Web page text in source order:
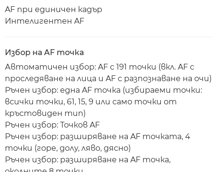
AF при единичен кадър
Интелигентен AF
Избор на AF точка
Автоматичен избор: AF с 191 точки (вкл. AF с
проследяване на лица и AF с разпознаване на очи)
Ръчен избор: една AF точка (избираеми точки:
всички точки, 61, 15, 9 или само точки от
кръстовиден тип)
Ръчен избор: Точков AF
Ръчен избор: разширяване на AF точката, 4
точки (горе, долу, ляво, дясно)
Ръчен избор: разширяване на AF точка,